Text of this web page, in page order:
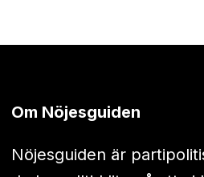
Om Nöjesguiden
Nöjesguiden är